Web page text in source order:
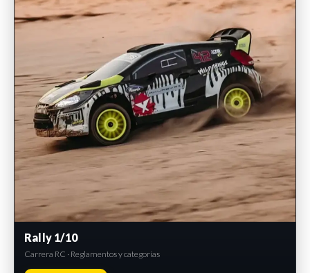
Rally 1/10
Carrera RC · Reglamentos y categorías